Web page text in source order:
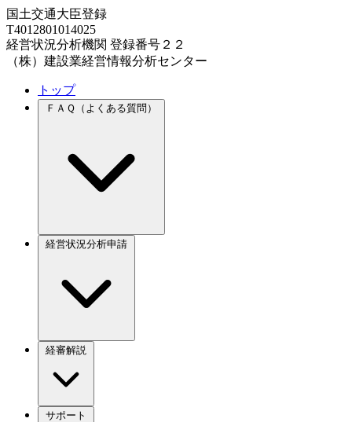
国土交通大臣登録
T4012801014025
経営状況分析機関 登録番号２２
（株）建設業経営情報分析センター
トップ
ＦＡＱ（よくある質問）
経営状況分析申請
経審解説
サポート